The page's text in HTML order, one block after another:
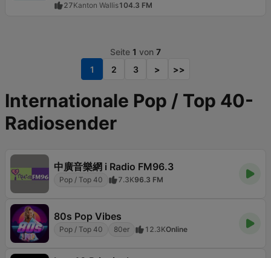
27Kanton Wallis104.3 FM
Seite 1 von 7
1
2 3 > >>
Internationale Pop / Top 40-
Radiosender
中廣音樂網 i Radio FM96.3
Pop / Top 40 7.3K96.3 FM
80s Pop Vibes
Pop / Top 40 80er 12.3KOnline